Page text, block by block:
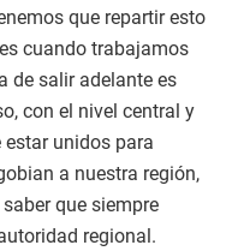
que repartir esto
cuando trabajamos
de salir adelante es
con el nivel central y
estar unidos para
a nuestra región,
que siempre
regional.